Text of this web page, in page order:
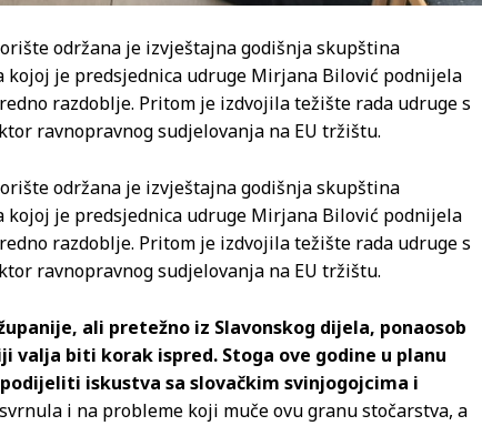
održana je izvještajna godišnja skupština
je predsjednica udruge Mirjana Bilović podnijela
razdoblje. Pritom je izdvojila težište rada udruge s
ravnopravnog sudjelovanja na EU tržištu.
održana je izvještajna godišnja skupština
je predsjednica udruge Mirjana Bilović podnijela
razdoblje. Pritom je izdvojila težište rada udruge s
ravnopravnog sudjelovanja na EU tržištu.
ali pretežno iz Slavonskog dijela, ponaosob
biti korak ispred. Stoga ove godine u planu
iskustva sa slovačkim svinjogojcima i
i na probleme koji muče ovu granu stočarstva, a